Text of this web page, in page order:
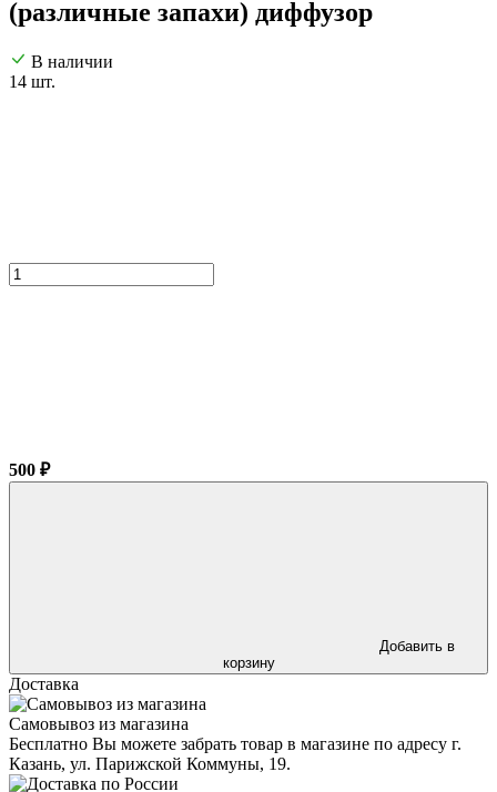
(различные запахи) диффузор
В наличии
14 шт.
500 ₽
Добавить в
корзину
Доставка
Самовывоз из магазина
Бесплатно Вы можете забрать товар в магазине по адресу г.
Казань, ул. Парижской Коммуны, 19.